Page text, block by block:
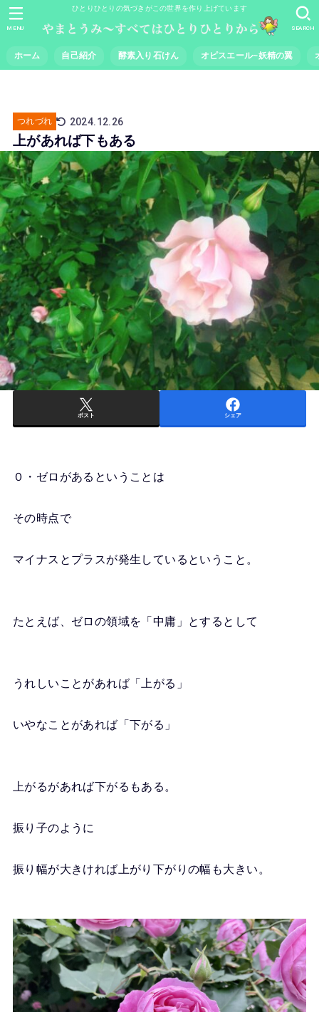
ひとりひとりの気づきがこの世界を作り上げています
ホーム 自己紹介 酵素入り石けん オピスエール~妖精の翼
SEARCH
MENU
つれづれ 2024.12.26
上があれば下もある
ポスト シェア
０・ゼロがあるということは
その時点で
マイナスとプラスが発生しているということ。
たとえば、ゼロの領域を「中庸」とするとして
うれしいことがあれば「上がる」
いやなことがあれば「下がる」
上がるがあれば下がるもある。
振り子のように
振り幅が大きければ上がり下がりの幅も大きい。